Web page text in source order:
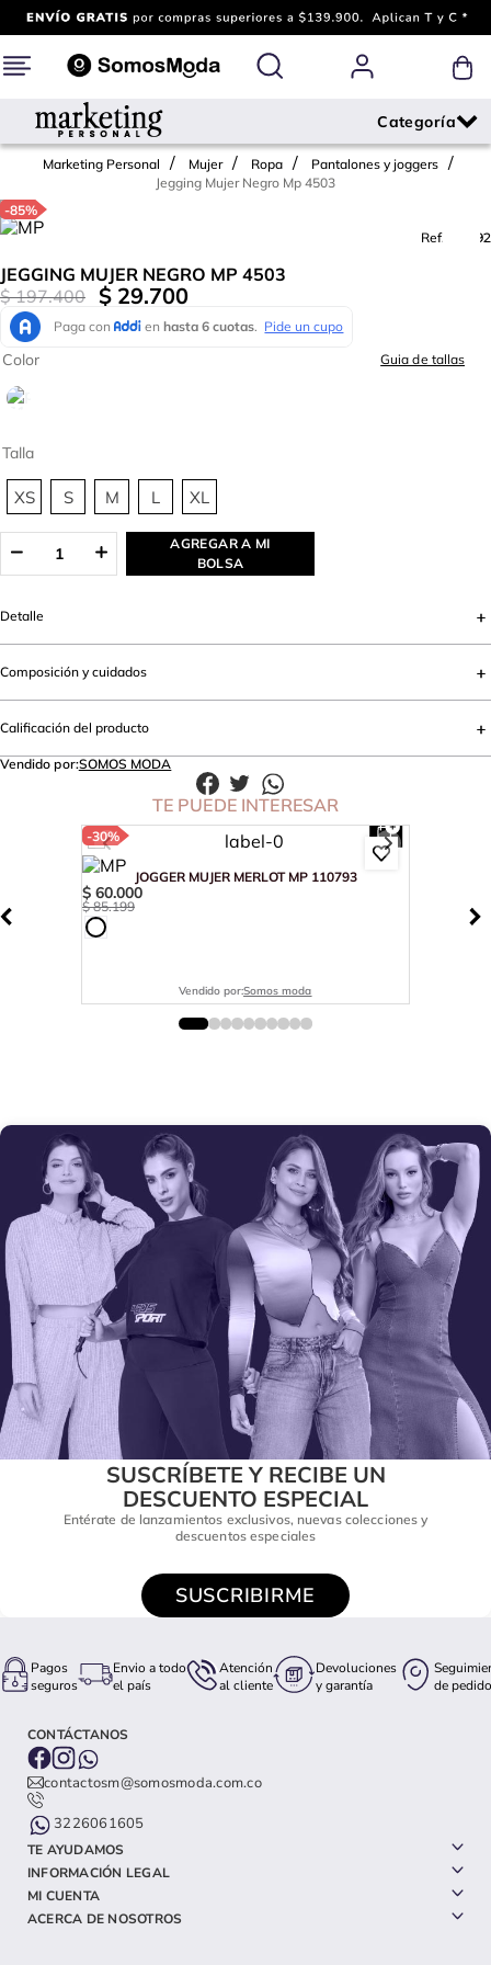
Marketing Personal Mujer Ropa
Pantalones y joggers
Jegging Mujer Negro Mp 4503
-85%
Ref.
716492
JEGGING MUJER NEGRO MP 4503
$ 197.400 $ 29.700
Talla
XS S M L XL
Color Guia de tallas
AGREGAR A MI
BOLSA
Detalle
Composición y cuidados
Calificación del producto
Vendido por:SOMOS MODA
TE PUEDE INTERESAR
-30%
JOGGER MUJER MERLOT MP 110793
$ 60.000
$ 85.199
Vendido por:Somos moda
SUSCRÍBETE Y RECIBE UN
DESCUENTO ESPECIAL
Entérate de lanzamientos exclusivos, nuevas colecciones y
descuentos especiales
SUSCRIBIRME
Pagos
seguros
Envio a todo
el país
Atención
al cliente
Devoluciones
y garantía
de pedido
CONTÁCTANOS
contactosm@somosmoda.com.co
3226061605
TE AYUDAMOS
INFORMACIÓN LEGAL
MI CUENTA
ACERCA DE NOSOTROS